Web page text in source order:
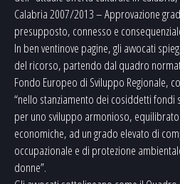
Calabria 2007/2013 – Approvazione
presupposto, connesso e
In ben ventinove pagine, gli avvocati
del ricorso, partendo dal quadro
Fondo Europeo di Sviluppo Regionale,
“nello stanziamento dei cosiddetti
per uno sviluppo armonioso,
economiche, ad un grado elevato di
occupazionale e di protezione
donne”.